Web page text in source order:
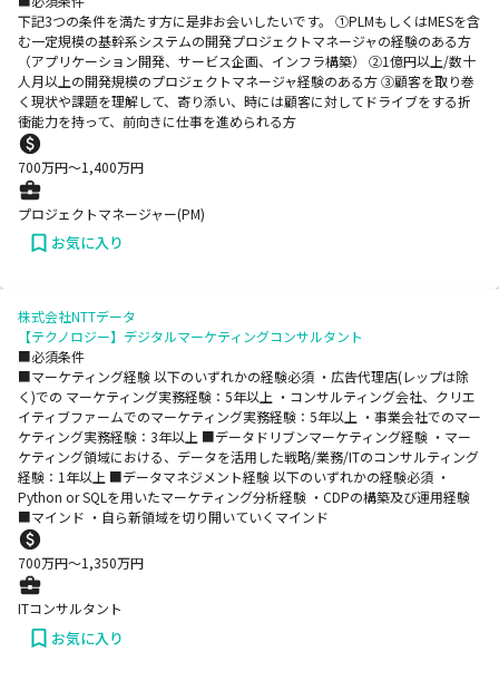
下記3つの条件を満たす方に是非お会いしたいです。 ①PLMもしくはMESを含
む一定規模の基幹系システムの開発プロジェクトマネージャの経験のある方
（アプリケーション開発、サービス企画、インフラ構築） ②1億円以上/数十
人月以上の開発規模のプロジェクトマネージャ経験のある方 ③顧客を取り巻
く現状や課題を理解して、寄り添い、時には顧客に対してドライブをする折
衝能力を持って、前向きに仕事を進められる方
700万円〜1,400万円
プロジェクトマネージャー(PM)
お気に入り
株式会社NTTデータ
【テクノロジー】デジタルマーケティングコンサルタント
■必須条件
■マーケティング経験 以下のいずれかの経験必須 ・広告代理店(レップは除
く)での マーケティング実務経験：5年以上 ・コンサルティング会社、クリエ
イティブファームでのマーケティング実務経験：5年以上 ・事業会社でのマー
ケティング実務経験：3年以上 ■データドリブンマーケティング経験 ・マー
ケティング領域における、データを活用した戦略/業務/ITのコンサルティング
経験：1年以上 ■データマネジメント経験 以下のいずれかの経験必須 ・
Python or SQLを用いたマーケティング分析経験 ・CDPの構築及び運用経験
■マインド ・自ら新領域を切り開いていくマインド
700万円〜1,350万円
ITコンサルタント
お気に入り